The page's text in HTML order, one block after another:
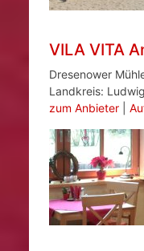
VILA VITA
Dresenower
Landkreis:
zum Anbieter|